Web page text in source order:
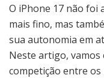
O iPhone 17 não foi
mais fino, mas
sua autonomia em
Neste artigo, vamos
competição entre os